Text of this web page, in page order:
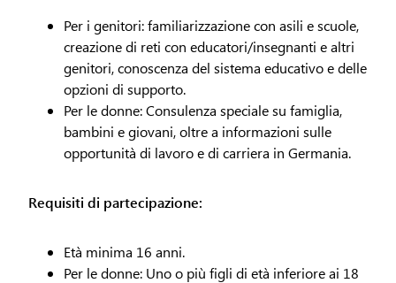
Per i genitori: familiarizzazione con asili e scuole,
creazione di reti con educatori/insegnanti e altri
genitori, conoscenza del sistema educativo e delle
opzioni di supporto.
Per le donne: Consulenza speciale su famiglia,
bambini e giovani, oltre a informazioni sulle
opportunità di lavoro e di carriera in Germania.
Requisiti di partecipazione:
Età minima 16 anni.
Per le donne: Uno o più figli di età inferiore ai 18